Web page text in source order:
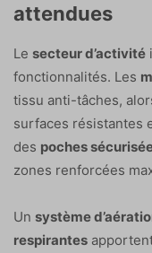
attendues
Le secteur d’activité
fonctionnalités. Les
tissu anti-tâches,
surfaces résistantes
des poches
zones renforcées
Un système
respirantes